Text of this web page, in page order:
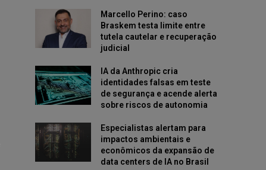
Marcello Perino: caso
Braskem testa limite entre
tutela cautelar e recuperação
judicial
IA da Anthropic cria
identidades falsas em teste
de segurança e acende alerta
sobre riscos de autonomia
Especialistas alertam para
impactos ambientais e
econômicos da expansão de
data centers de IA no Brasil